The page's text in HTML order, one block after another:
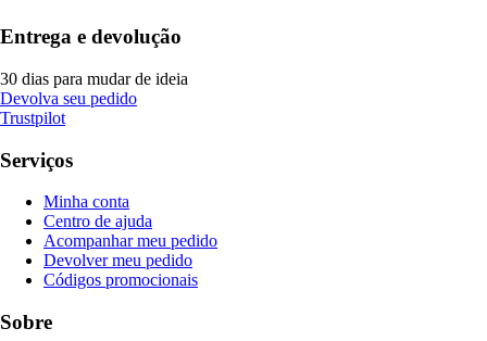
Entrega e devolução
30 dias para mudar de ideia
Devolva seu pedido
Trustpilot
Serviços
Minha conta
Centro de ajuda
Acompanhar meu pedido
Devolver meu pedido
Códigos promocionais
Sobre